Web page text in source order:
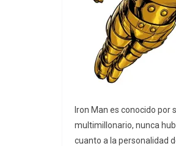
Iron Man es conocido por
multimillonario, nunca
cuanto a la personalidad